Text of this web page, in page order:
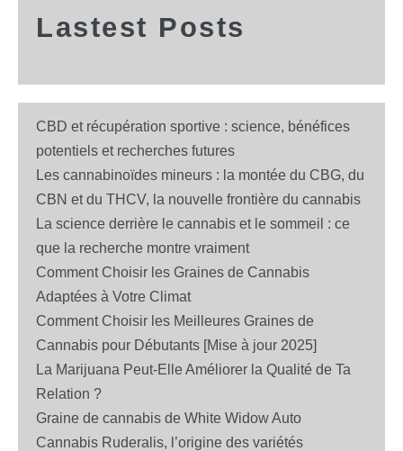
Lastest Posts
CBD et récupération sportive : science, bénéfices
potentiels et recherches futures
Les cannabinoïdes mineurs : la montée du CBG, du
CBN et du THCV, la nouvelle frontière du cannabis
La science derrière le cannabis et le sommeil : ce
que la recherche montre vraiment
Comment Choisir les Graines de Cannabis
Adaptées à Votre Climat
Comment Choisir les Meilleures Graines de
Cannabis pour Débutants [Mise à jour 2025]
La Marijuana Peut-Elle Améliorer la Qualité de Ta
Relation ?
Graine de cannabis de White Widow Auto
Cannabis Ruderalis, l’origine des variétés